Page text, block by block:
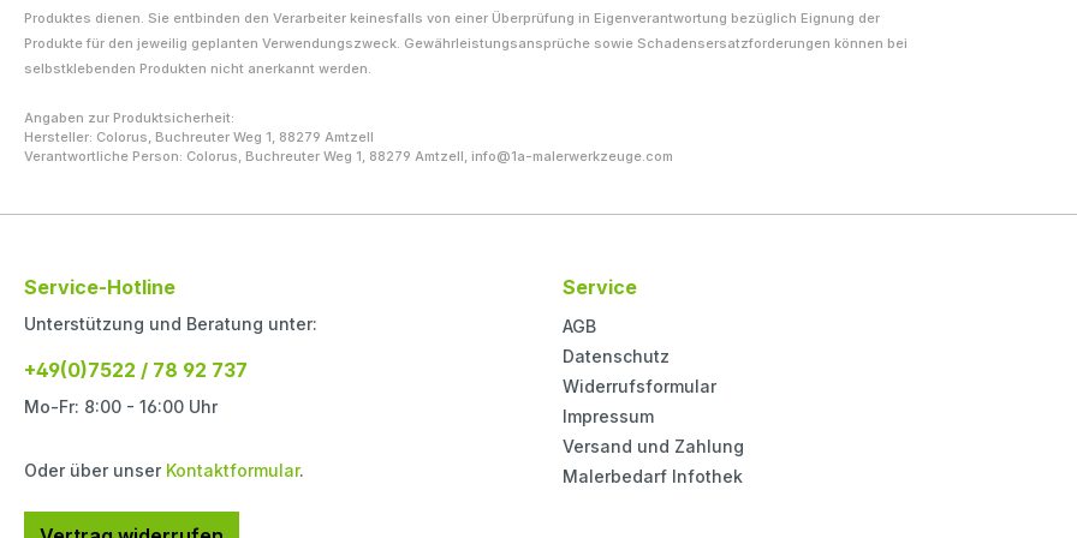
Produktes dienen. Sie entbinden den Verarbeiter keinesfalls von einer Überprüfung in Eigenverantwortung bezüglich Eignung der
Produkte für den jeweilig geplanten Verwendungszweck. Gewährleistungsansprüche sowie Schadensersatzforderungen können bei
selbstklebenden Produkten nicht anerkannt werden.
Angaben zur Produktsicherheit:
Hersteller: Colorus, Buchreuter Weg 1, 88279 Amtzell
Verantwortliche Person: Colorus, Buchreuter Weg 1, 88279 Amtzell, info@1a-malerwerkzeuge.com
Service-Hotline
Unterstützung und Beratung unter:
+49(0)7522 / 78 92 737
Mo-Fr: 8:00 - 16:00 Uhr
Oder über unser Kontaktformular.
Service
AGB
Datenschutz
Widerrufsformular
Impressum
Versand und Zahlung
Malerbedarf Infothek